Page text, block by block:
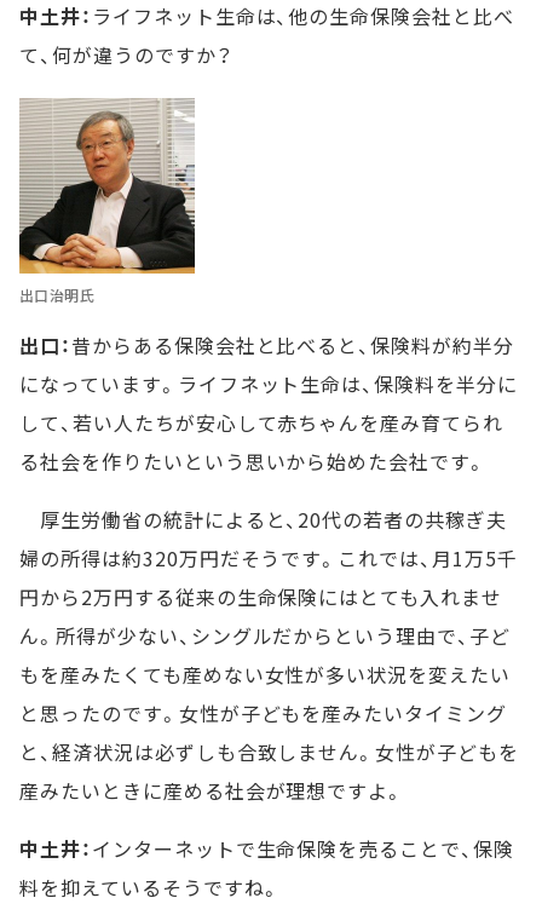
中土井： ライフネット生命は、他の生命保険会社と比べ
て、何が違うのですか？
出口治明氏
出口：昔からある保険会社と比べると、保険料が約半分
になっています。ライフネット生命は、保険料を半分に
して、若い人たちが安心して赤ちゃんを産み育てられ
る社会を作りたいという思いから始めた会社です。
厚生労働省の統計によると、20代の若者の共稼ぎ夫
婦の所得は約320万円だそうです。これでは、月1万5千
円から2万円する従来の生命保険にはとても入れませ
ん。所得が少ない、シングルだからという理由で、子ど
もを産みたくても産めない女性が多い状況を変えたい
と思ったのです。女性が子どもを産みたいタイミング
と、経済状況は必ずしも合致しません。女性が子どもを
産みたいときに産める社会が理想ですよ。
中土井：インターネットで生命保険を売ることで、保険
料を抑えているそうですね。